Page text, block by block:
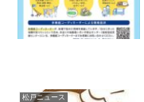
松戸ニュース